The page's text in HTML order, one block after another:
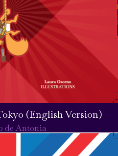
(English Version)
de Antonia